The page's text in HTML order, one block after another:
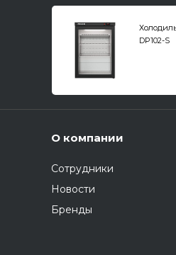
DP102-S
О компании
Сотрудники
Новости
Бренды